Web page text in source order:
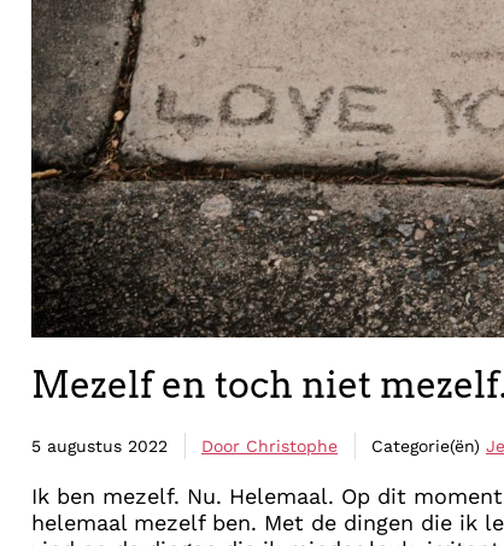
Mezelf en toch niet
5 augustus 2022 Door Christophe Categorie(ën)
Ik ben mezelf. Nu. Helemaal. Op dit
helemaal mezelf ben. Met de dingen die ik